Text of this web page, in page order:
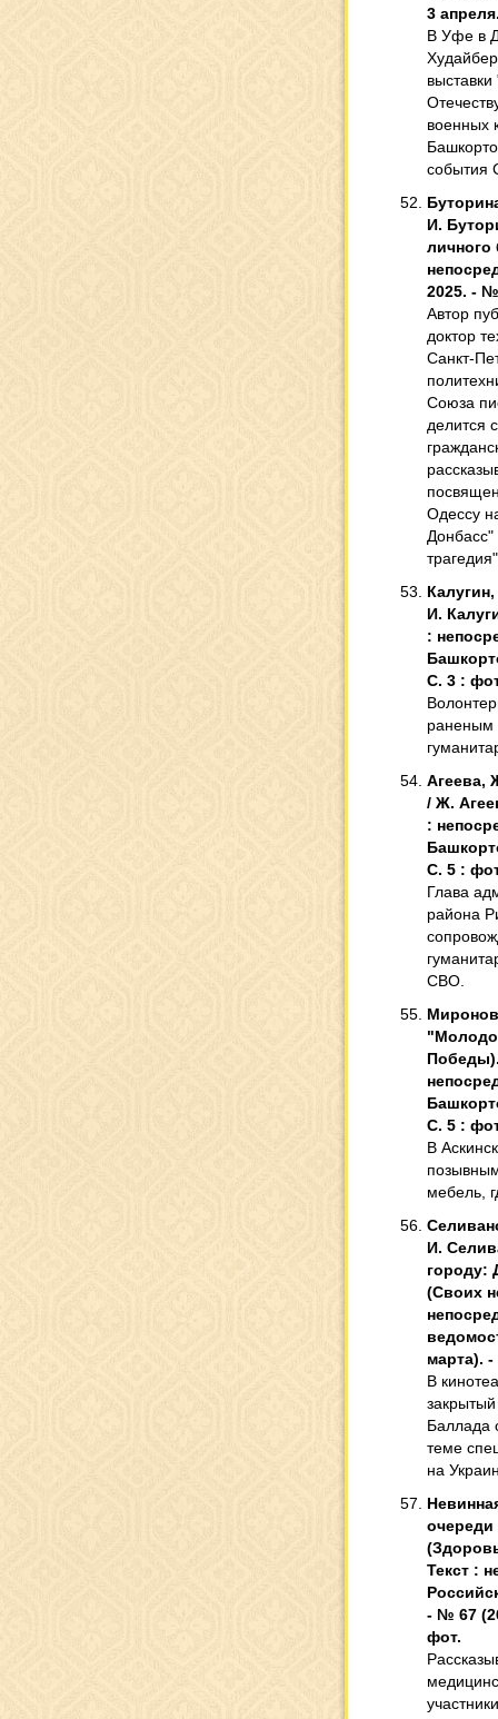
3
В Уфе в
военных
И.
личного
2025. -
Автор
доктор
Санкт-
Союза
делится
Одессу
И.
:
С. 3 :
раненым
Агеева,
/ Ж.
:
С. 5 :
Глава
района
СВО.
С. 5 :
В
мебель,
И.
городу:
(Своих
марта). -
В
Баллада
теме
на
очереди
Текст :
- № 67
фот.